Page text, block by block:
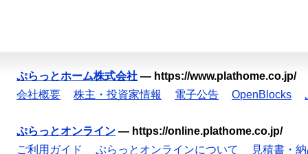
ぷらっとホーム株式会社 — https://www.plathome.co.jp/
会社概要
株主・投資家情報 電子公告 OpenBlocks
ぷらっとオンライン — https://online.plathome.co.jp/
ご利用ガイド
ぷらっとオンラインについて 見積書・